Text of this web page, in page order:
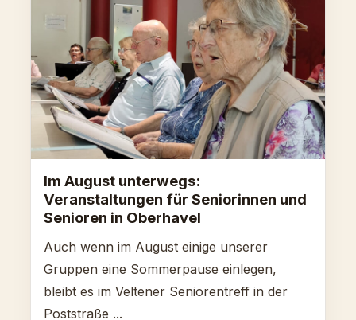
Im August unterwegs:
Veranstaltungen für Seniorinnen und
Senioren in Oberhavel
Auch wenn im August einige unserer
Gruppen eine Sommerpause einlegen,
bleibt es im Veltener Seniorentreff in der
Poststraße ...